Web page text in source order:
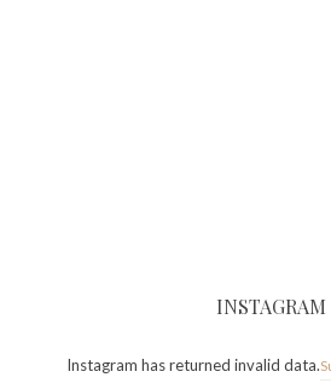
INSTAGRAM
Instagram has returned invalid data.